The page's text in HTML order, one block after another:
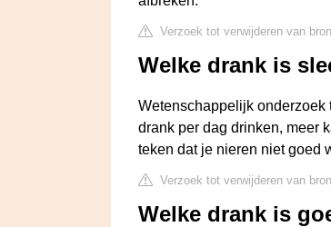
Verzoek tot verwijderen van bron
Welke drank is
Wetenschappelijk onderzoek
drank per dag drinken, meer
teken dat je nieren niet goed
Verzoek tot verwijderen van bron
Welke drank is